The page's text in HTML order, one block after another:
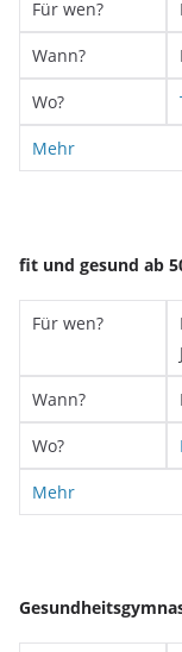
Für wen?
Wann?
Wo?
Mehr
fit und gesund ab
Für wen?
Wann?
Wo?
Mehr